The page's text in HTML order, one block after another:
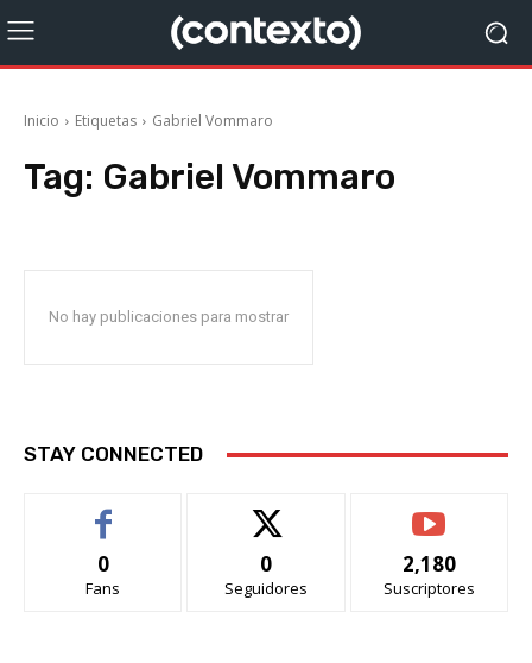
Inicio Etiquetas Gabriel Vommaro
Tag: Gabriel Vommaro
No hay publicaciones para mostrar
STAY CONNECTED
0
Fans
0
Seguidores
2,180
Suscriptores